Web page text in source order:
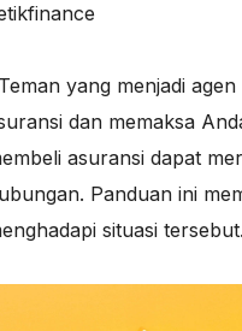
yang menjadi agen
dan memaksa
asuransi dapat
Panduan ini
situasi tersebut.